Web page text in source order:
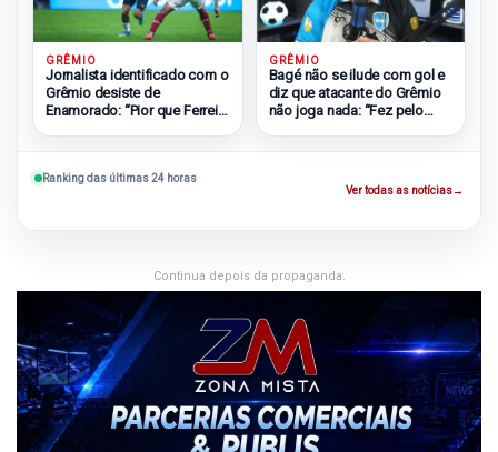
GRÊMIO
Jornalista identificado com o
Grêmio desiste de
Enamorado: “Pior que Ferreira
GRÊMIO
Bagé não se ilude com gol e
diz que atacante do Grêmio
não joga nada: “Fez pelo
Ranking das últimas 24 horas
Ver todas as notícias→
Continua depois da propaganda.